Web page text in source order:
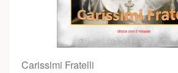
Carissimi Fratelli